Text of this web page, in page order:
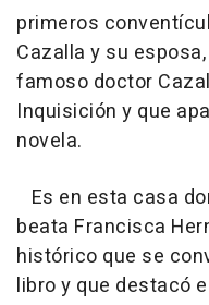
primeros
Cazalla y su
famoso doctor
Inquisición y que
novela.
Es en esta casa
beata Francisca
histórico que se
libro y que destacó